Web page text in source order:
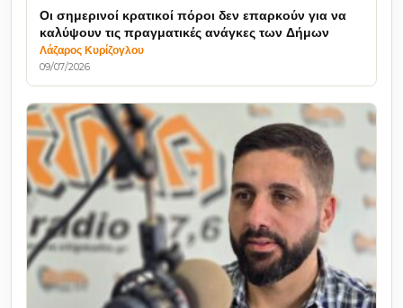
Οι σημερινοί κρατικοί πόροι δεν επαρκούν για να
καλύψουν τις πραγματικές ανάγκες των Δήμων
Λάζαρος Κυρίζογλου
09/07/2026